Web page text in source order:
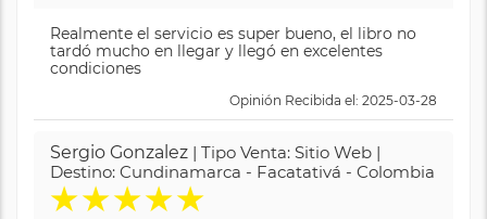
Realmente el servicio es super bueno, el libro no
tardó mucho en llegar y llegó en excelentes
condiciones
Opinión Recibida el: 2025-03-28
Sergio Gonzalez | Tipo Venta: Sitio Web |
Destino: Cundinamarca - Facatativá - Colombia
★★★★★